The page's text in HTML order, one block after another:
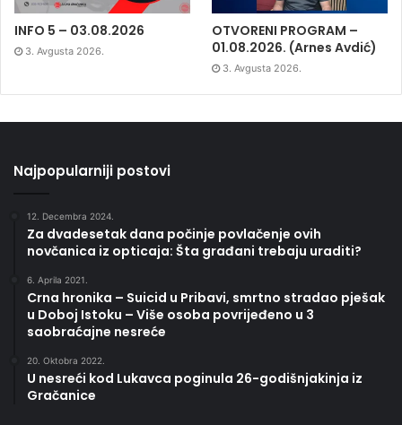
INFO 5 – 03.08.2026
3. Avgusta 2026.
OTVORENI PROGRAM –
01.08.2026. (Arnes Avdić)
3. Avgusta 2026.
Najpopularniji postovi
12. Decembra 2024.
Za dvadesetak dana počinje povlačenje ovih
novčanica iz opticaja: Šta građani trebaju uraditi?
6. Aprila 2021.
Crna hronika – Suicid u Pribavi, smrtno stradao pješak
u Doboj Istoku – Više osoba povrijeđeno u 3
saobraćajne nesreće
20. Oktobra 2022.
U nesreći kod Lukavca poginula 26-godišnjakinja iz
Gračanice